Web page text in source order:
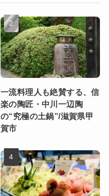
一流料理人も絶賛する、信
楽の陶匠・中川一辺陶
の“究極の土鍋”/滋賀県甲
賀市